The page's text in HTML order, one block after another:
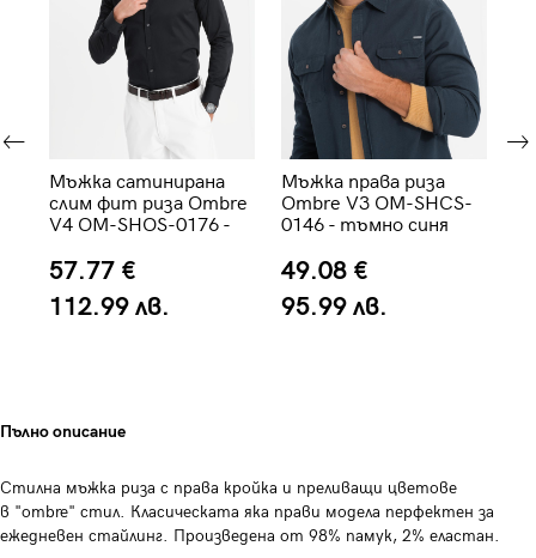
Мъжка сатинирана
слим фит риза Ombre
V4 OM-SHOS-0176 -
57.77 €
112.99 лв.
Мъжка права риза
Ombre V3 OM-SHCS-
0146 - тъмно синя
49.08 €
95.99 лв.
Пълно описание
Стилна мъжка риза с права кройка и преливащи цветове
в "ombre" стил. Класическата яка прави модела перфектен за
ежедневен стайлинг. Произведена от 98% памук, 2% еластан.